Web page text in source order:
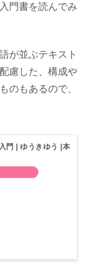
門書を読んでみ
が並ぶテキスト
慮した、構成や
のもあるので、
門 | ゆうきゆう |本